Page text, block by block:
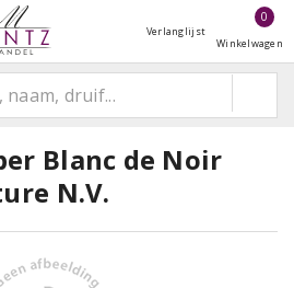
Verlanglijst
0
Winkelwagen
Blanc de Noir
N.V.